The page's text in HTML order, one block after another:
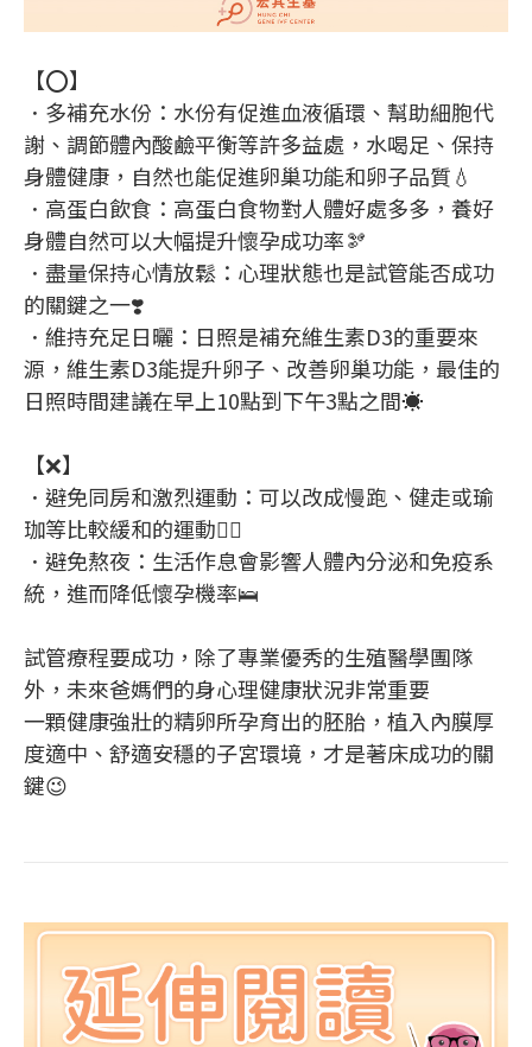
【⭕】
．多補充水份：水份有促進血液循環、幫助細胞代
謝、調節體內酸鹼平衡等許多益處，水喝足、保持
身體健康，自然也能促進卵巢功能和卵子品質💧
．高蛋白飲食：高蛋白食物對人體好處多多，養好
身體自然可以大幅提升懷孕成功率🫘
．盡量保持心情放鬆：心理狀態也是試管能否成功
的關鍵之一❣️
．維持充足日曬：日照是補充維生素D3的重要來
源，維生素D3能提升卵子、改善卵巢功能，最佳的
日照時間建議在早上10點到下午3點之間☀️
【❌】
．避免同房和激烈運動：可以改成慢跑、健走或瑜
珈等比較緩和的運動🚶‍♀️
．避免熬夜：生活作息會影響人體內分泌和免疫系
統，進而降低懷孕機率🛌
試管療程要成功，除了專業優秀的生殖醫學團隊
外，未來爸媽們的身心理健康狀況非常重要
一顆健康強壯的精卵所孕育出的胚胎，植入內膜厚
度適中、舒適安穩的子宮環境，才是著床成功的關
鍵😉